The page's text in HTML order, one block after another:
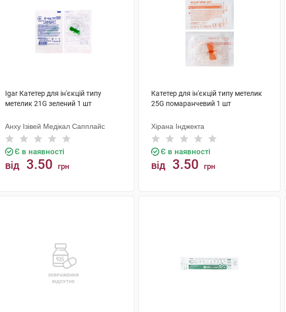
Igar Катетер для ін'єкцій типу
метелик 21G зелений 1 шт
Анху Ізівей Медікал Сапплайс
Є в наявності
від 3.50 грн
Катетер для ін'єкцій типу метелик
25G помаранчевий 1 шт
Хірана Інджекта
Є в наявності
від 3.50 грн